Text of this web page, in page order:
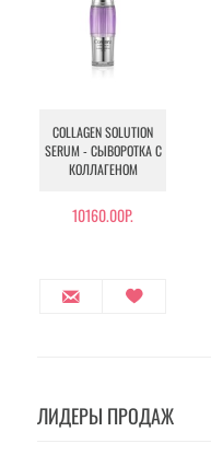
COLLAGEN SOLUTION
SERUM - СЫВОРОТКА С
КОЛЛАГЕНОМ
10160.00Р.
ЛИДЕРЫ ПРОДАЖ